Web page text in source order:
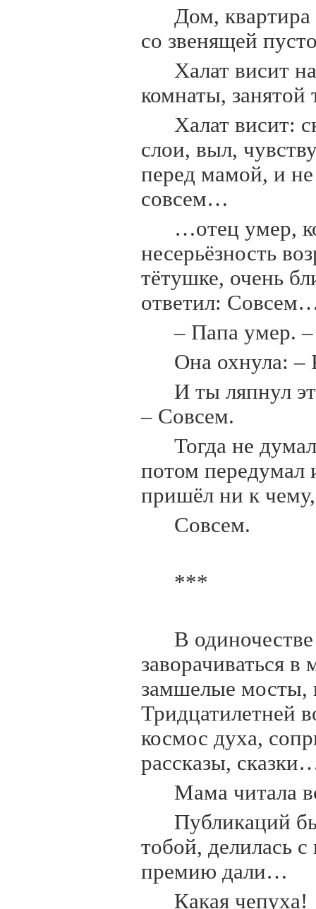
Дом,
со звенящей
Халат висит
комнаты, занятой
Халат висит:
слои, выл,
перед мамой, и не
совсем…
…отец умер,
несерьёзность
тётушке, очень
ответил:
– Папа умер.
Она охнула: –
И ты ляпнул
– Совсем.
Тогда не
потом передумал
пришёл ни к
Совсем.
***
В
заворачиваться в
замшелые мосты,
Тридцатилетней
космос духа,
рассказы,
Мама читала
Публикаций
тобой, делилась
премию дали…
Какая чепуха!